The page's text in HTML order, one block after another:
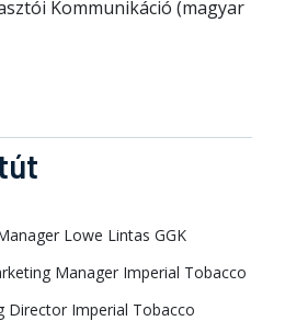
Kommunikáció (magyar
Lowe Lintas GGK
Manager Imperial Tobacco
Director Imperial Tobacco